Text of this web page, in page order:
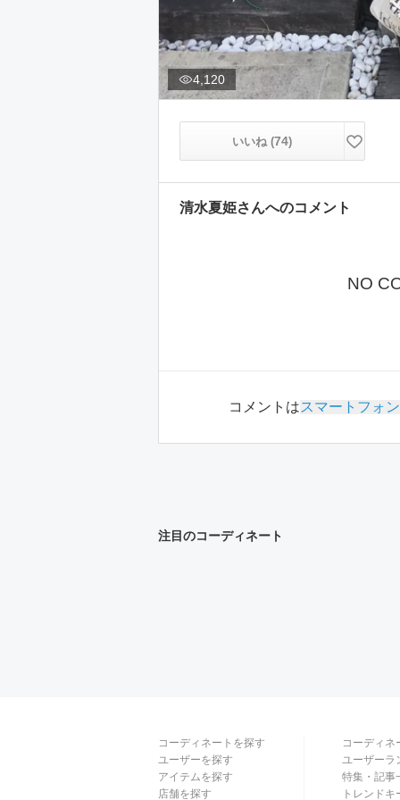
4,120
いいね (74)
清水夏姫さんへのコメント
NO
コメントはスマートフォ
注目のコーディネート
コーディネートを探す
ユーザーを探す
アイテムを探す
店舗を探す
コーディネ
ユーザーラ
特集・記事
トレンドキ